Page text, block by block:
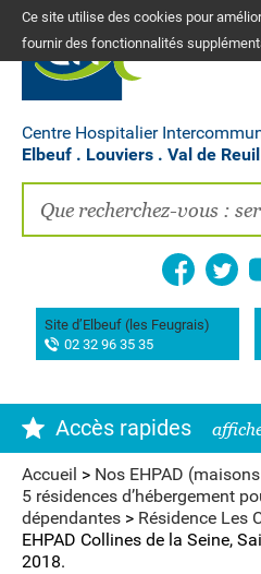
Ce site utilise des cookies pour
fournir des fonctionnalités
Centre Hospitalier
Elbeuf . Louviers . Val de Reuil
Site d’Elbeuf (les Feugrais)
02 32 96 35 35
PATIENTS, PROCHES,
Accès rapides
Vos frais de santé &
Recherche clinique
La Maison des
Association AIMES
Hôpital de Bourg-
Accueil > Nos EHPAD
5 résidences d’hébergement
dépendantes > Résidence Les
EHPAD Collines de la Seine,
2018.